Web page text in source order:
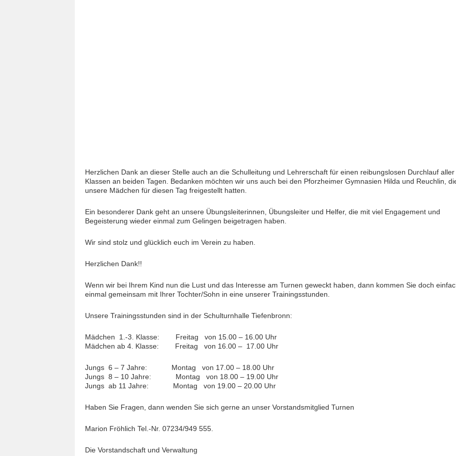
Herzlichen Dank an dieser Stelle auch an die Schulleitung und Lehrerschaft für einen reibungslosen Durchlauf aller
Klassen an beiden Tagen. Bedanken möchten wir uns auch bei den Pforzheimer Gymnasien Hilda und Reuchlin,
unsere Mädchen für diesen Tag freigestellt hatten.
Ein besonderer Dank geht an unsere Übungsleiterinnen, Übungsleiter und Helfer, die mit viel Engagement und
Begeisterung wieder einmal zum Gelingen beigetragen haben.
Wir sind stolz und glücklich euch im Verein zu haben.
Herzlichen Dank!!
Wenn wir bei Ihrem Kind nun die Lust und das Interesse am Turnen geweckt haben, dann kommen Sie doch
einmal gemeinsam mit Ihrer Tochter/Sohn in eine unserer Trainingsstunden.
Unsere Trainingsstunden sind in der Schulturnhalle Tiefenbronn:
Mädchen 1.-3. Klasse: Freitag von 15.00 – 16.00 Uhr
Mädchen ab 4. Klasse: Freitag von 16.00 – 17.00 Uhr
Jungs 6 – 7 Jahre: Montag von 17.00 – 18.00 Uhr
Jungs 8 – 10 Jahre: Montag von 18.00 – 19.00 Uhr
Jungs ab 11 Jahre: Montag von 19.00 – 20.00 Uhr
Haben Sie Fragen, dann wenden Sie sich gerne an unser Vorstandsmitglied Turnen
Marion Fröhlich Tel.-Nr. 07234/949 555.
Die Vorstandschaft und Verwaltung